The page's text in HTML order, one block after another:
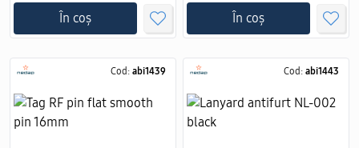
În coș În coș
Cod: abi1439 Cod: abi1443